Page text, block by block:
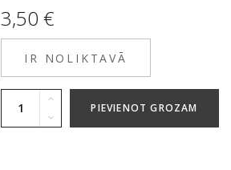
3,50 €
IR NOLIKTAVĀ
PIEVIENOT GROZAM